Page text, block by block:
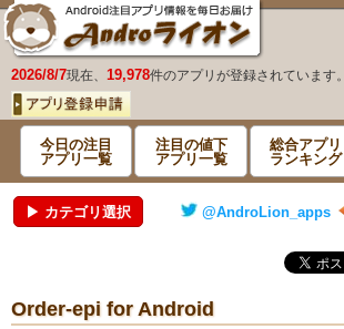
2026/8/7現在、 19,978件のアプリが登録されています。
今日の注目
アプリ一覧
注目の値下
アプリ一覧
総合アプリ
ランキング
▶ カテゴリ選択 @AndroLion_apps
Order-epi for Android